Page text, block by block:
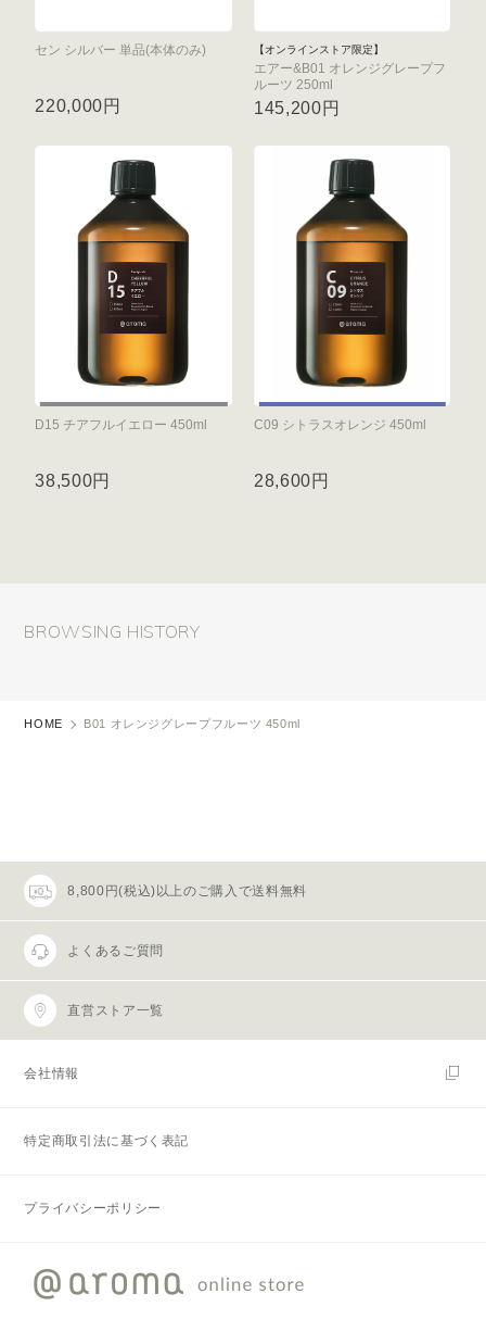
セン シルバー 単品(本体のみ)
220,000円
【オンラインストア限定】
エアー&B01 オレンジグレープフ
ルーツ 250ml
145,200円
D15 チアフルイエロー 450ml
38,500円
C09 シトラスオレンジ 450ml
28,600円
BROWSING HISTORY
HOME B01 オレンジグレープフルーツ 450ml
8,800円(税込)以上のご購入で送料無料
よくあるご質問
直営ストア一覧
会社情報
特定商取引法に基づく表記
プライバシーポリシー